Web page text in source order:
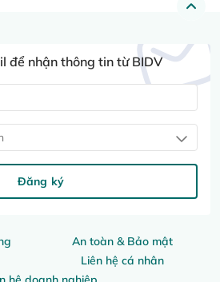
An toàn & Bảo mật
Liên hệ cá nhân
để nhận thông tin từ BIDV
Đăng ký